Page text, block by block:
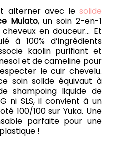
alterner avec le solide
Mulato, un soin 2-en-1
en douceur... Et
à 100% d’ingrédients
kaolin purifiant et
et de cameline pour
le cuir chevelu.
soin solide équivaut à
shampoing liquide de
ni SLS, il convient à un
100/100 sur Yuka. Une
parfaite pour une
!